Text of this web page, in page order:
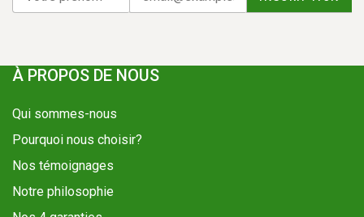
À PROPOS DE NOUS
Qui sommes-nous
Pourquoi nous choisir?
Nos témoignages
Notre philosophie